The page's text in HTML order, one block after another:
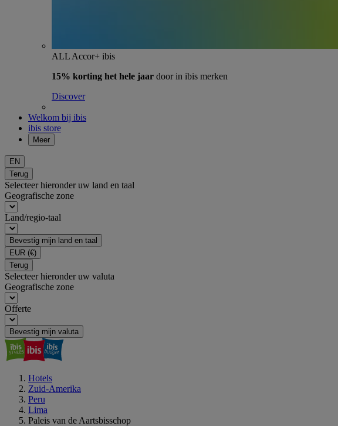
ALL Accor+ ibis
15% korting het hele jaar door in ibis merken
Discover
Welkom bij ibis
ibis store
Meer
EN
Terug
Selecteer hieronder uw land en taal
Geografische zone
Land/regio-taal
Bevestig mijn land en taal
EUR (€)
Terug
Selecteer hieronder uw valuta
Geografische zone
Offerte
Bevestig mijn valuta
Hotels
Zuid-Amerika
Peru
Lima
Paleis van de Aartsbisschop